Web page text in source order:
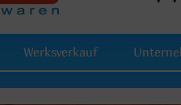
Werksverkauf